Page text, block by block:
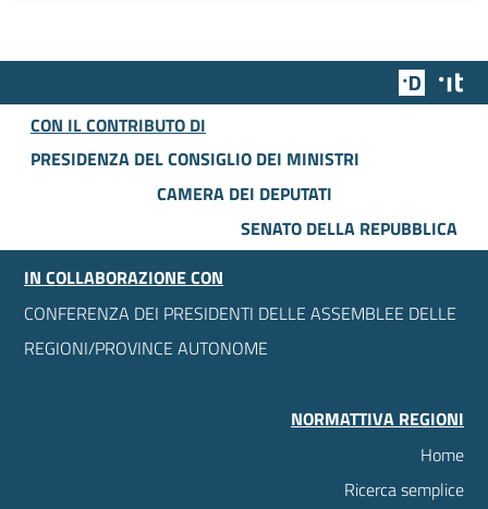
Team
CON IL CONTRIBUTO DI
PRESIDENZA DEL CONSIGLIO DEI MINISTRI
CAMERA DEI DEPUTATI
SENATO DELLA REPUBBLICA
IN COLLABORAZIONE CON
CONFERENZA DEI PRESIDENTI DELLE ASSEMBLEE DELLE
REGIONI/PROVINCE AUTONOME
NORMATTIVA REGIONI
Home
Ricerca semplice